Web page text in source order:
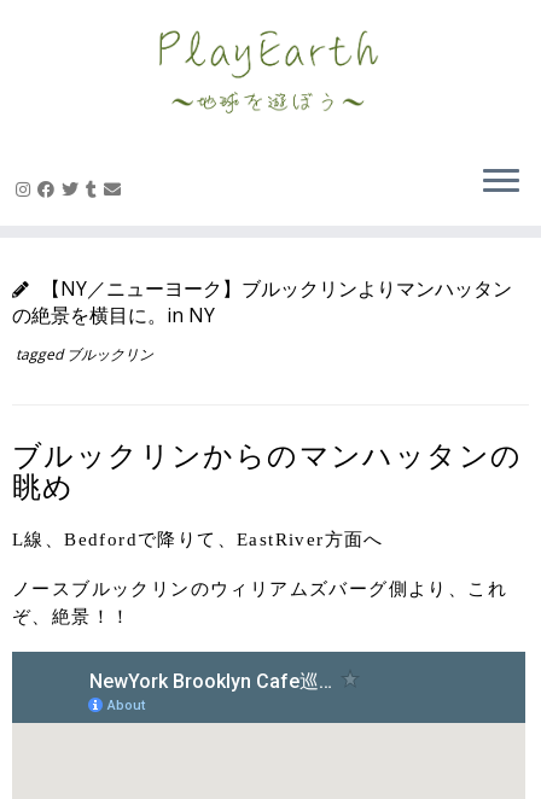
【NY／ニューヨーク】ブルックリンよりマンハッタン
の絶景を横目に。in NY
tagged ブルックリン
ブルックリンからのマンハッタンの
眺め
L線、Bedfordで降りて、EastRiver方面へ
ノースブルックリンのウィリアムズバーグ側より、これ
ぞ、絶景！！